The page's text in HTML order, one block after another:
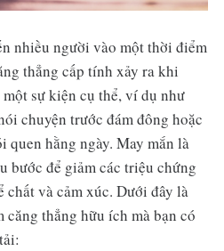
nhiều người vào một thời điểm
thẳng cấp tính xảy ra khi
sự kiện cụ thể, ví dụ như
chuyện trước đám đông hoặc
hằng ngày. May mắn là
bước để giảm các triệu chứng
chất và cảm xúc. Dưới đây là
thẳng hữu ích mà bạn có